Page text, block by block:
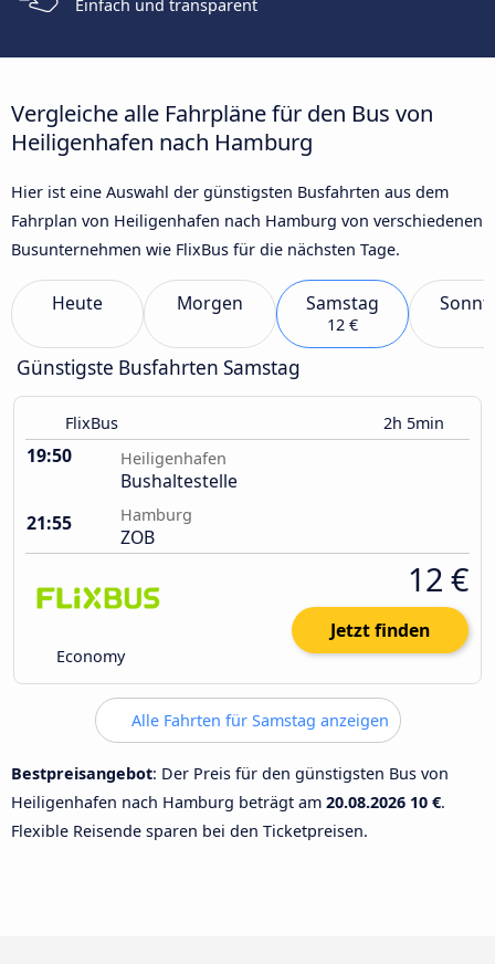
Einfach und transparent
Vergleiche alle Fahrpläne für den Bus von
Heiligenhafen nach Hamburg
Hier ist eine Auswahl der günstigsten Busfahrten aus dem
Fahrplan von Heiligenhafen nach Hamburg von verschiedenen
Busunternehmen wie FlixBus für die nächsten Tage.
Heute Morgen Samstag
12 €
Günstigste Busfahrten Samstag
FlixBus 2h 5min
19:50 Heiligenhafen
Bushaltestelle
21:55
Hamburg
ZOB
Economy
12 €
Jetzt finden
Alle Fahrten für Samstag anzeigen
Bestpreisangebot: Der Preis für den günstigsten Bus von
Heiligenhafen nach Hamburg beträgt am 20.08.2026 10 €.
Flexible Reisende sparen bei den Ticketpreisen.